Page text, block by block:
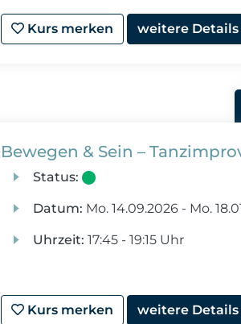
Kurs merken weitere Details
Bewegen & Sein –
Status:
Datum: Mo.14.09.2026 - Mo.
Uhrzeit: 17:45 - 19:15 Uhr
Kurs merken weitere Details